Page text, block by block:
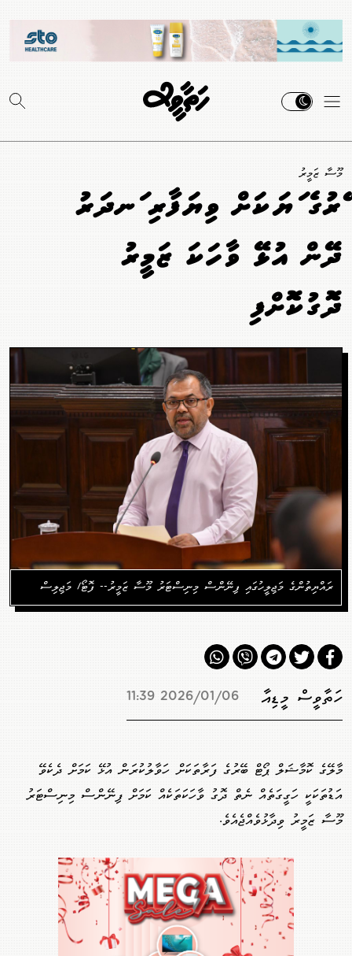
މޫސާ ޒަމީރު
ބޭރުގެ ބަޔަކަށް ވިޔަފާރި ބަނދަރު
ދޭން އުޅޭ ވާހަކަ ޒަމީރު
ދޮގުކޮށްފި
ރައްޔިތުންގެ މަޖިލީހުގައި ފިނޭންސް މިނިސްޓަރު މޫސާ ޒަމީރު-- ފޮޓޯ/ މަޖިލިސް
ހަތާވީސް މީޑިއާ 2026/01/06 11:39
މާލޭގެ ކޮމާޝަލް ޕޯޓް ބޭރުގެ ފަރާތަކަށް ހަވާލުކުރަން އުޅޭ ކަމަށް ދެކެވޭ
އަޑުތަކަކީ ހަގީގަތެއް ނެތް ދޮގު ވާހަކަތަކެއް ކަމަށް ފިނޭންސް މިނިސްޓަރު
މޫސާ ޒަމީރު ވިދާޅުވެއްޖެއެވެ.